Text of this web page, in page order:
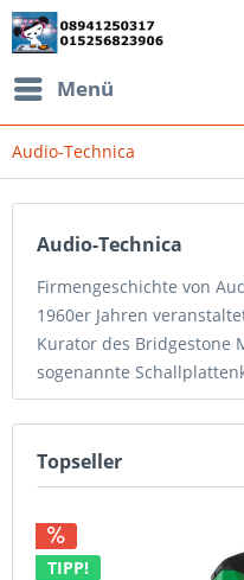
Menü
Audio-Technica
Audio-Technica
Firmengeschichte von
1960er Jahren
Kurator des Bridgestone
sogenannte
Topseller
TIPP!